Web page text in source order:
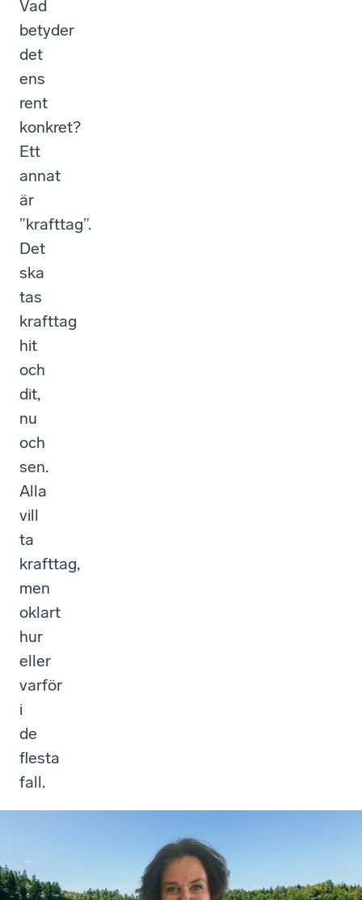
Vad
betyder
det
ens
rent
konkret?
Ett
annat
är
”krafttag”.
Det
ska
tas
krafttag
hit
och
dit,
nu
och
sen.
Alla
vill
ta
krafttag,
men
oklart
hur
eller
varför
i
de
flesta
fall.